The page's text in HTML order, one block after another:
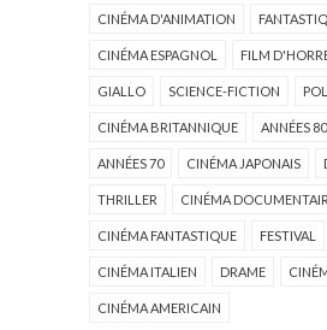
CINÉMA D'ANIMATION
CINÉMA ESPAGNOL FILM
GIALLO SCIENCE-FICTION
CINÉMA BRITANNIQUE ANNÉES 80
ANNÉES 70 CINÉMA JAPONAIS
THRILLER CINÉMA
CINÉMA FANTASTIQUE FESTIVAL
CINÉMA ITALIEN DRAME
CINÉMA AMERICAIN